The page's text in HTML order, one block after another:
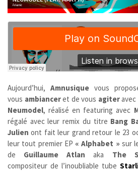
Aujourd’hui, Amnusiquevous
vous ambianceret de vous agiteravec
Neumodel, réalisé en featuring avec
régalé avec leur remix du titre Bang
Julien ont fait leur grand retour le 23
leur tout premier EP « Alphabet » sur
de Guillaume Atlan aka The
compositeur de l’inoubliable tube